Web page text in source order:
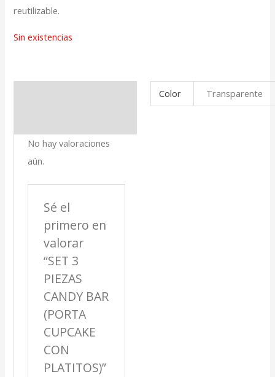
reutilizable.
Sin existencias
Color Transparente
No hay valoraciones
aún.
Sé el
primero en
valorar
“SET 3
PIEZAS
CANDY BAR
(PORTA
CUPCAKE
CON
PLATITOS)”